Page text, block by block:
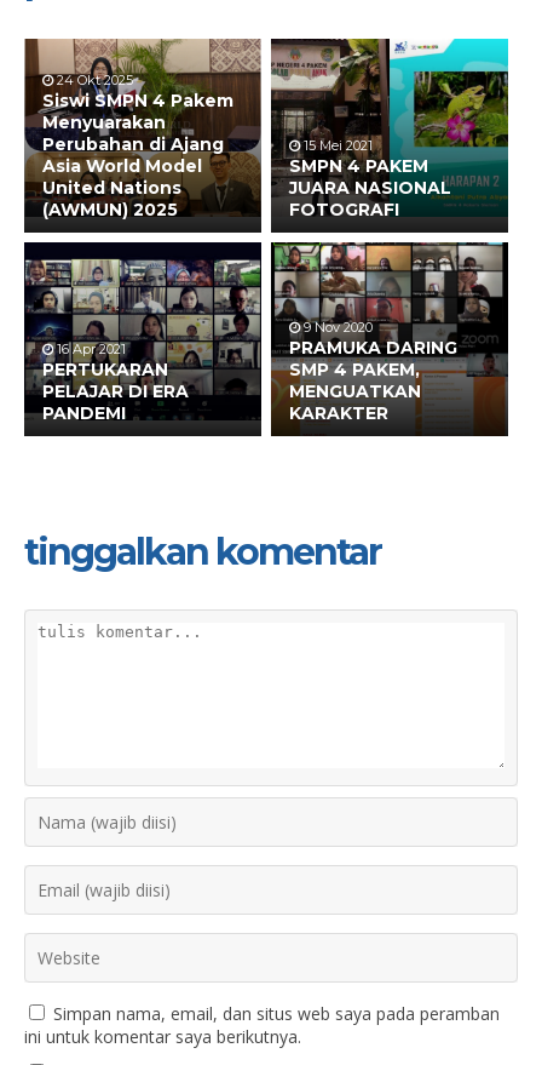
24 Okt 2025
Siswi SMPN 4 Pakem
Menyuarakan
Perubahan di Ajang
Asia World Model
United Nations
(AWMUN) 2025
15 Mei 2021
SMPN 4 PAKEM
JUARA NASIONAL
FOTOGRAFI
16 Apr 2021
PERTUKARAN
PELAJAR DI ERA
PANDEMI
9 Nov 2020
PRAMUKA DARING
SMP 4 PAKEM,
MENGUATKAN
KARAKTER
tinggalkan komentar
Simpan nama, email, dan situs web saya pada peramban
ini untuk komentar saya berikutnya.